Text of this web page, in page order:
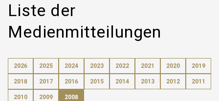
Liste der
Medienmitteilungen
2026 2025 2024 2023 2022 2021 2020 2019
2018 2017 2016 2015 2014 2013 2012 2011
2010 2009 2008